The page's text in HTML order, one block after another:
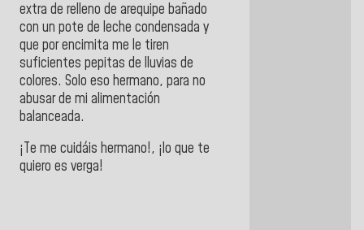
extra de relleno de arequipe bañado
con un pote de leche condensada y
que por encimita me le tiren
suficientes pepitas de lluvias de
colores. Solo eso hermano, para no
abusar de mi alimentación
balanceada.
¡Te me cuidáis hermano!, ¡lo que te
quiero es verga!